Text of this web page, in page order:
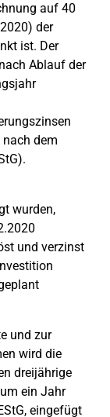
auf 40
der
ist. Der
Ablauf der
dem
wurden,
und verzinst
und zur
wird die
dreijährige
ein Jahr
eingefügt